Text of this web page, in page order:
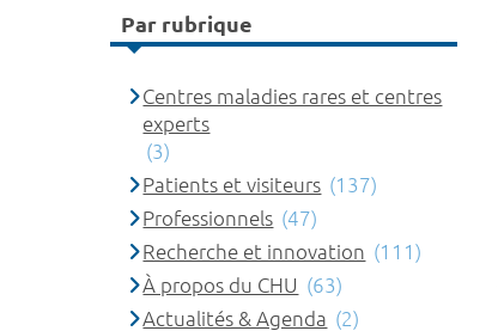
Par rubrique
Centres maladies rares et centres
experts
(3)
Patients et visiteurs (137)
Professionnels (47)
Recherche et innovation (111)
À propos du CHU (63)
Actualités & Agenda (2)